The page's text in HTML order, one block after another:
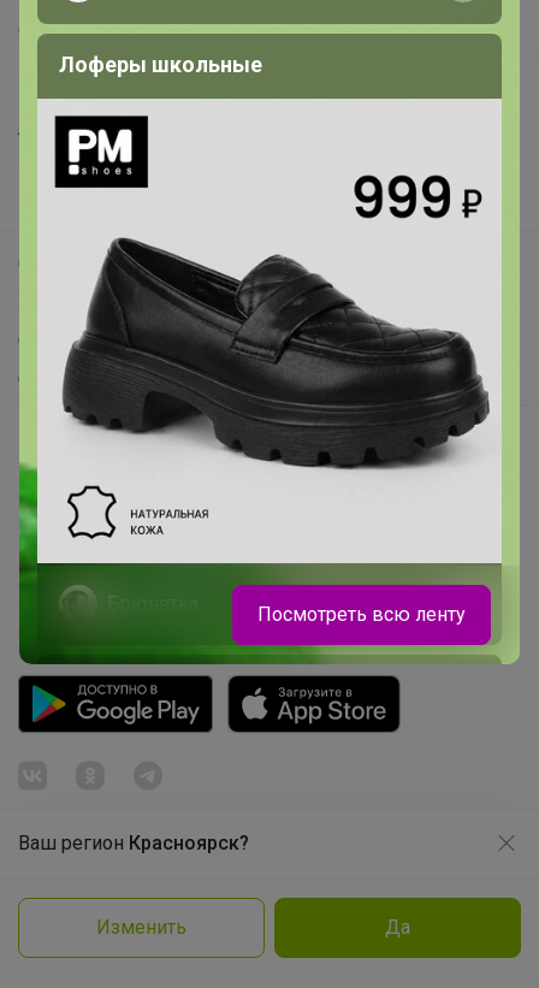
Ваш регион Красноярск?
Изменить Да
О нас
Анонсы
Новости
Самое выгодное
Хиты продаж
Самое желанное
Самое быстрое
Начать зарабатывать с 24-ok
Picabox.ru - Лучшее место для ваших изображений
Розыгрыш - Генератор случайных чисел
Пульс нашего маркетплейса
Укорачиватель ссылок
© ООО "Лявита", ОГРН 1122468054070, 2012 - 2026
Политика конфиденциальности
Cоглашение пользователя
Лоферы школьные
Кеды из натуральной кожи на липучке:
3 секунды — и готово
Посмотреть всю ленту
Продолжая использовать этот сайт и нажимая кнопку
Принять